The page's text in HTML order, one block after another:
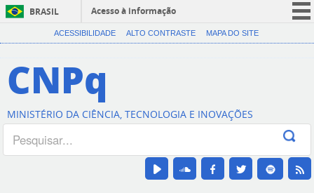
BRASIL
Acesso à informação
CORONAVÍRUS (COVID-19)
Canais
ACESSIBILIDADE ALTO CONTRASTE MAPA DO SITE
CNPq
MINISTÉRIO DA CIÊNCIA, TECNOLOGIA E INOVAÇÕES